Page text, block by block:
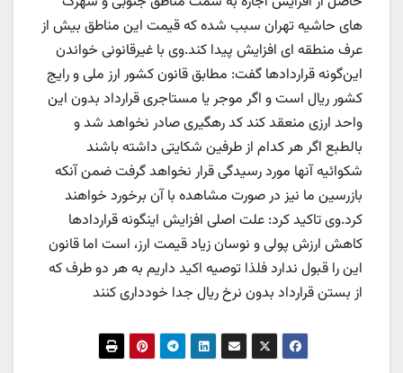
های حاشیه تهران سبب شده که قیمت این مناطق بیش از
عرف منطقه ای افزایش پیدا کند.وی با غیرقانونی خواندن
این‌گونه قراردادها گفت: مطابق قانون کشور ارز ملی و رایج
کشور ریال است و اگر موجر یا مستاجری قرارداد بدون این
واحد ارزی منعقد کند کد رهگیری صادر نخواهد شد و
بالطبع اگر هر کدام از طرفین شکایتی داشته باشند
شکوائیه آنها مورد رسیدگی قرار نخواهد گرفت ضمن آنکه
بازرسین ما نیز در صورت مشاهده با آن برخورد خواهند
کرد.وی تاکید کرد: علت اصلی افزایش اینگونه قراردادها
کاهش ارزش پولی و نوسان زیاد قیمت ارز، است اما قانون
این را قبول ندارد فلذا توصیه اکید داریم به هر دو طرف که
از‌ بستن قرارداد بدون نرخ ریال جدا خودداری کنند